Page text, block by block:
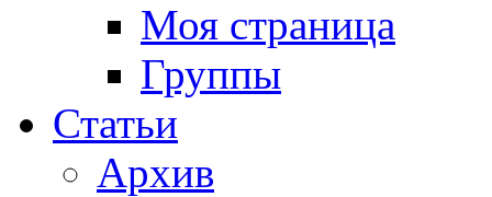
Моя страница
Группы
Статьи
Архив